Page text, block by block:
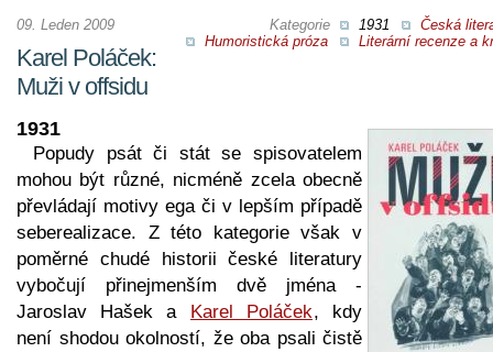
Kategorie 1931
Česká
Humoristická próza
Literární recenze a
09. Leden 2009
Karel Poláček:
Muži v offsidu
1931
Popudy psát či stát se spisovatelem
mohou být různé, nicméně zcela obecně
převládají motivy ega či v lepším případě
seberealizace. Z této kategorie však v
poměrné chudé historii české literatury
vybočují přinejmenším dvě jména -
Jaroslav Hašek a
Karel Poláček, kdy
není shodou okolností, že oba psali čistě